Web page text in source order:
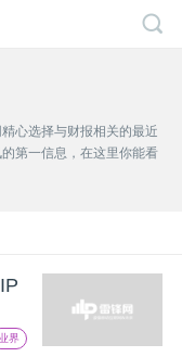
心选择与财报相关的最近
第一信息，在这里你能看
界